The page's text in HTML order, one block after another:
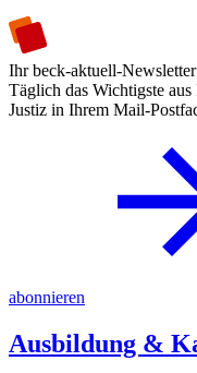
Ihr beck-aktuell-Newsletter
Täglich das Wichtigste
Justiz in Ihrem Mail-
abonnieren
Ausbildung &